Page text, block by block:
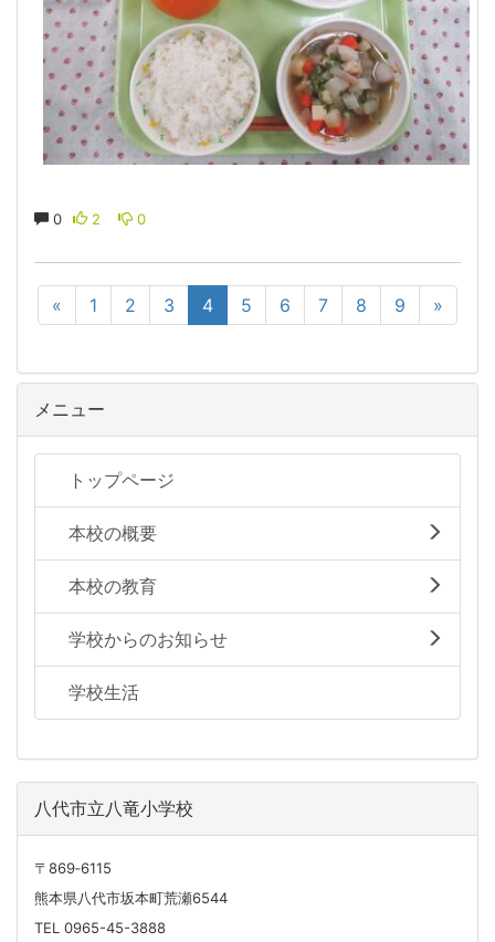
0 2 0
« 1 2 3 4 5 6 7 8 9 »
メニュー
トップページ
本校の概要
本校の教育
学校からのお知らせ
学校生活
八代市立八竜小学校
〒869‐6115
熊本県八代市坂本町荒瀬6544
TEL 0965-45-3888